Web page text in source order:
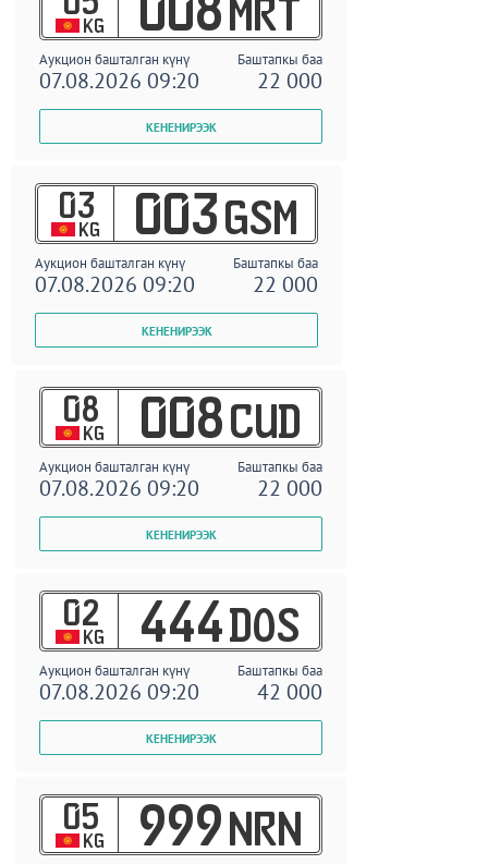
KG 008 MRT
Аукцион башталган күнү Баштапкы баа
07.08.2026 09:20 22 000
03
KG 003 GSM
Аукцион башталган күнү Баштапкы баа
07.08.2026 09:20 22 000
08
KG 008 CUD
Аукцион башталган күнү Баштапкы баа
07.08.2026 09:20 22 000
02
KG 444 DOS
Аукцион башталган күнү Баштапкы баа
07.08.2026 09:20 42 000
05
KG 999 NRN